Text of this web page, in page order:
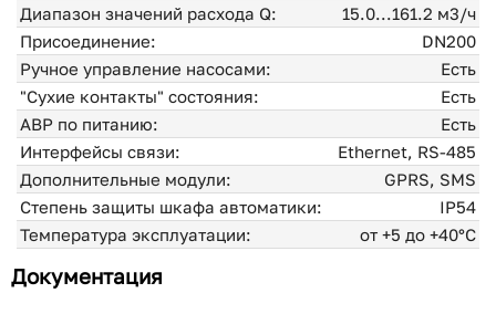
Диапазон значений расхода Q:
15.0...161.2 м3/ч
Присоединение:
DN200
Ручное управление насосами:
Есть
"Сухие контакты" состояния:
Есть
АВР по питанию:
Есть
Интерфейсы связи:
Ethernet, RS-485
Дополнительные модули:
GPRS, SMS
Степень защиты шкафа автоматики:
IP54
Температура эксплуатации:
от +5 до +40°С
Документация